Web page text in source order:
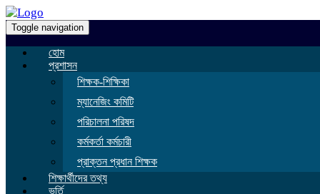
Toggle navigation
হোম
প্রশাসন
শিক্ষক-শিক্ষিকা
ম্যানেজিং কমিটি
পরিচালনা পরিষদ
কর্মকর্তা কর্মচারী
প্রাক্তন প্রধান শিক্ষক
শিক্ষার্থীদের তথ্য
ভর্তি